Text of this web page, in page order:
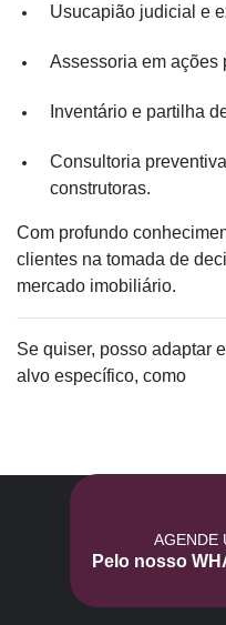
Usucapião judicial e
Assessoria em ações
Inventário e partilha
Consultoria
construtoras.
Com profundo
clientes na tomada de
mercado imobiliário.
Se quiser, posso adaptar
alvo específico, como
AGENDE
Pelo nosso